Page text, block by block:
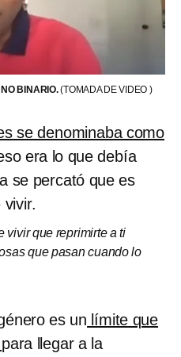
BINARIO.(TOMADA DE VIDEO )
se denominaba como
era lo que debía
se percató que es
vivir que reprimirte a ti
que pasan cuando lo
es un límite que
para llegar a la